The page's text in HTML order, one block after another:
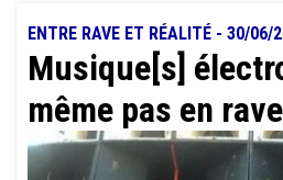
ENTRE RAVE ET RÉALITÉ - 30/06/
Musique[s]
même pas en rave